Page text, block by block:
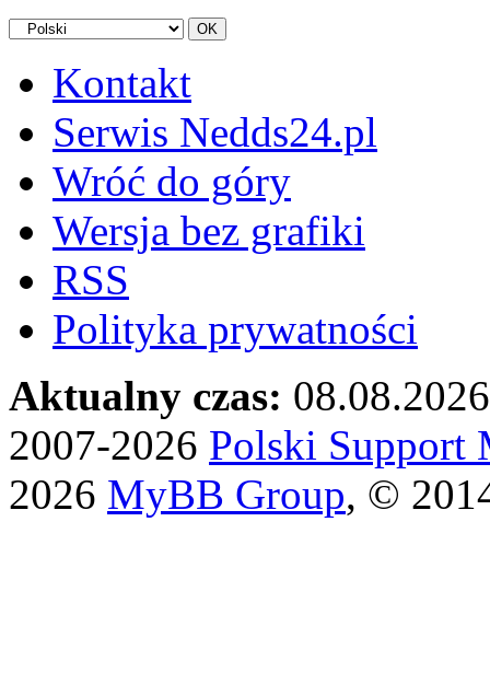
Kontakt
Serwis Nedds24.pl
Wróć do góry
Wersja bez grafiki
RSS
Polityka prywatności
Aktualny czas:
2007-2026 Polski Support
2026 MyBB Group, ©